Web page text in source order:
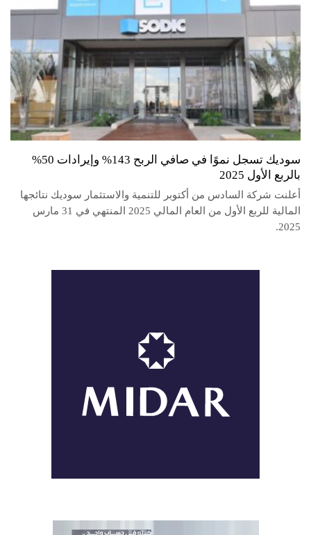
سوديك تسجل نموًا في صافي الربح 143% وإيرادات 50%
بالربع الأول 2025
أعلنت شركة السادس من أكتوبر للتنمية والاستثمار سوديك نتائجها
المالية للربع الأول من العام المالي 2025 المنتهي في 31 مارس
2025.